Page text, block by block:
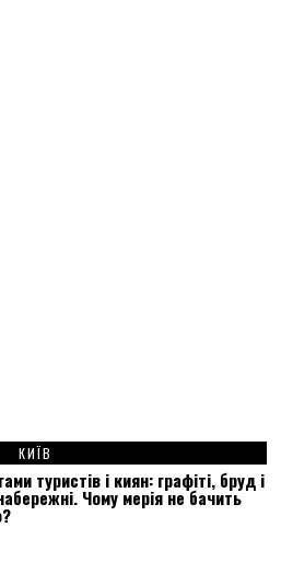
КИЇВ
туристів і киян: графіті, бруд і
Чому мерія не бачить